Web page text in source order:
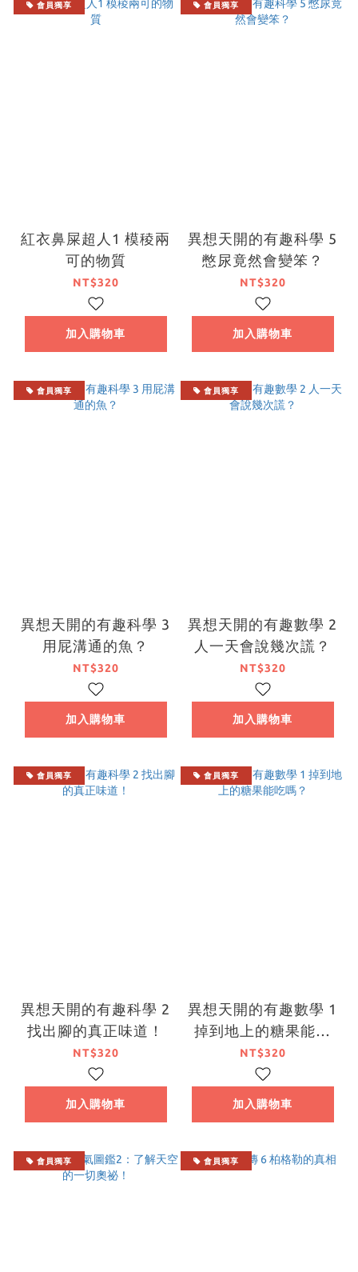
會員獨享
紅衣鼻屎超人1 模稜兩
可的物質
NT$320
加入購物車
會員獨享
異想天開的有趣科學 5
憋尿竟然會變笨？
NT$320
加入購物車
會員獨享
異想天開的有趣科學 3
用屁溝通的魚？
NT$320
加入購物車
會員獨享
異想天開的有趣數學 2
人一天會說幾次謊？
NT$320
加入購物車
會員獨享
異想天開的有趣科學 2
找出腳的真正味道！
NT$320
加入購物車
會員獨享
異想天開的有趣數學 1
掉到地上的糖果能吃
嗎？
NT$320
加入購物車
會員獨享 會員獨享